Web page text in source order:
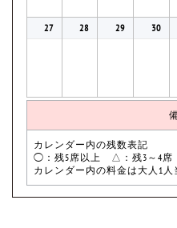
27 28 29 30
カレンダー内の残数表記
◯：残5席以上 △：残3～4
カレンダー内の料金は大人1人